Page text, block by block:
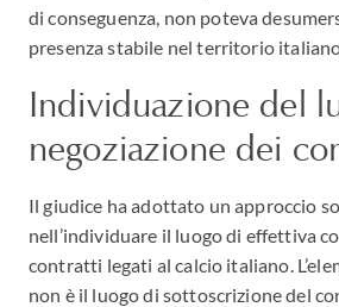
di conseguenza, non poteva
presenza stabile nel territorio
Individuazione del
negoziazione dei
Il giudice ha adottato un approccio
nell’individuare il luogo di effettiva
contratti legati al calcio italiano.
non è il luogo di sottoscrizione del